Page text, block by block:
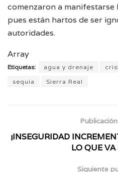
comenzaron a
pues están hartos de ser
autoridades.
Array
Etiquetas: agua y drenaje
sequía
Sierra Real
¡INSEGURIDAD
LO QUE
Siguiente